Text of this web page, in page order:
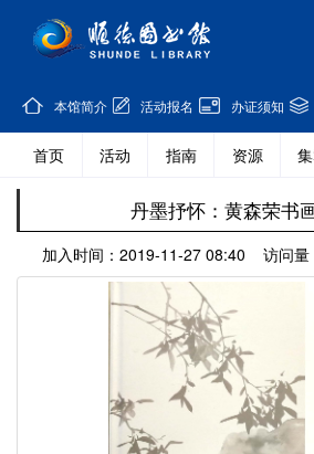
本馆简介 活动报名 办证须知
首页 活动 指南 资源
丹墨抒怀：黄森荣书
加入时间：2019-11-27 08:40 访问